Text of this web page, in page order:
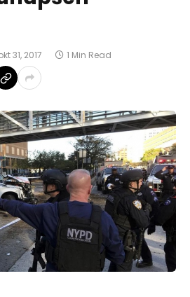
31, 2017 1 Min Read